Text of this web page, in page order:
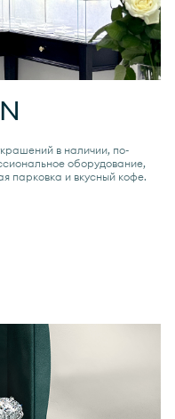
в наличии, по-
оборудование,
парковка и вкусный кофе.